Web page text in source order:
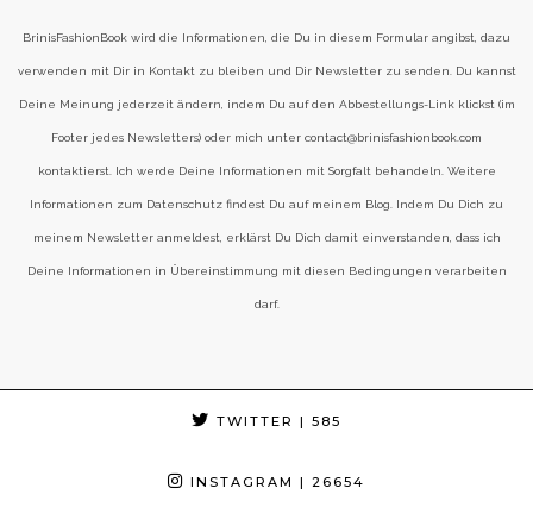
BrinisFashionBook wird die Informationen, die Du in diesem Formular angibst, dazu
verwenden mit Dir in Kontakt zu bleiben und Dir Newsletter zu senden. Du kannst
Deine Meinung jederzeit ändern, indem Du auf den Abbestellungs-Link klickst (im
Footer jedes Newsletters) oder mich unter contact@brinisfashionbook.com
kontaktierst. Ich werde Deine Informationen mit Sorgfalt behandeln. Weitere
Informationen zum Datenschutz findest Du auf meinem Blog. Indem Du Dich zu
meinem Newsletter anmeldest, erklärst Du Dich damit einverstanden, dass ich
Deine Informationen in Übereinstimmung mit diesen Bedingungen verarbeiten
darf.
TWITTER | 585
INSTAGRAM | 26654